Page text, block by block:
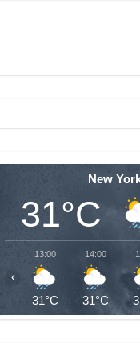
New
31°C
13:00
31°C
14:00
31°C
‹